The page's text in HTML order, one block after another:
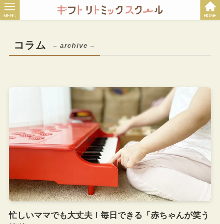
HOME
MENU
コラム – archive –
忙しいママでも大丈夫！毎日できる「赤ちゃんが笑う